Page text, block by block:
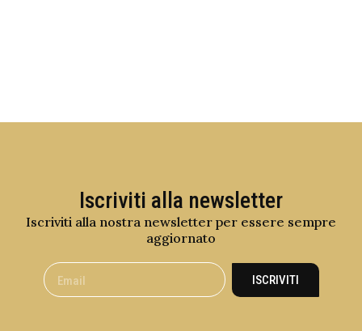
Iscriviti alla newsletter
Iscriviti alla nostra newsletter per essere sempre
aggiornato
ISCRIVITI